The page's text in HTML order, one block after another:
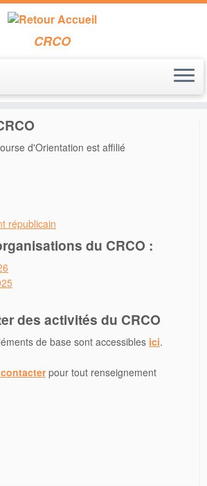
CRCO
d'Orientation est affilié
républicain
du CRCO :
des activités du CRCO
de base sont accessibles ici.
pour tout renseignement